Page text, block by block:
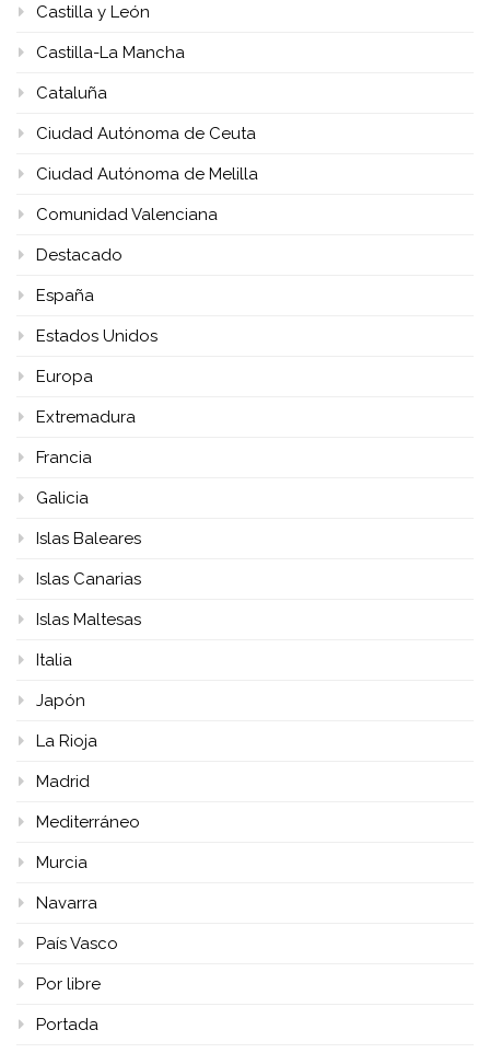
Castilla y León
Castilla-La Mancha
Cataluña
Ciudad Autónoma de Ceuta
Ciudad Autónoma de Melilla
Comunidad Valenciana
Destacado
España
Estados Unidos
Europa
Extremadura
Francia
Galicia
Islas Baleares
Islas Canarias
Islas Maltesas
Italia
Japón
La Rioja
Madrid
Mediterráneo
Murcia
Navarra
País Vasco
Por libre
Portada